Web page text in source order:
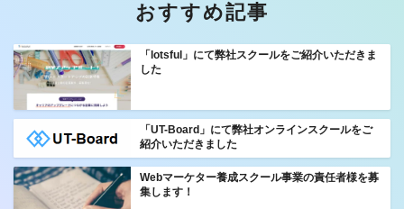
おすすめ記事
「lotsful」にて弊社スクールをご紹介いただきま
した
「UT-Board」にて弊社オンラインスクールをご
紹介いただきました
Webマーケター養成スクール事業の責任者様を募
集します！